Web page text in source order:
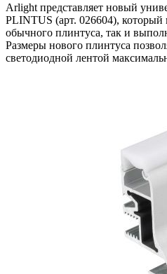
Arlight представляет новый
PLINTUS (арт. 026604), который
обычного плинтуса, так и
Размеры нового плинтуса
светодиодной лентой